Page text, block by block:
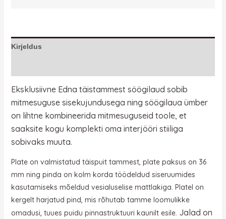
Kirjeldus
Eksklusiivne Edna täistammest söögilaud sobib
mitmesuguse sisekujundusega ning söögilaua ümber
on lihtne kombineerida mitmesuguseid toole, et
saaksite kogu komplekti oma interjööri stiiliga
sobivaks muuta.
Plate on valmistatud täispuit tammest, plate paksus on 36
mm ning pinda on kolm korda töödeldud siseruumides
kasutamiseks mõeldud vesialuselise mattlakiga. Platel on
kergelt harjatud pind, mis rõhutab tamme loomulikke
omadusi, tuues puidu pinnastruktuuri kaunilt esile. Jalad on